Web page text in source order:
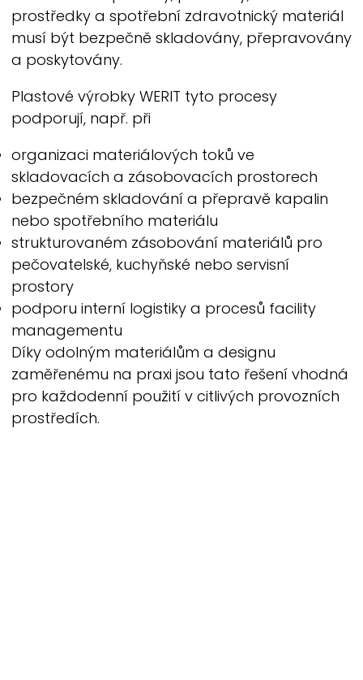
prostředky a spotřební zdravotnický materiál
musí být bezpečně skladovány, přepravovány
a poskytovány.
Plastové výrobkyWERIT tyto procesy
podporují, např. při
organizaci materiálových toků ve
skladovacích a zásobovacích prostorech
bezpečném skladování a přepravě kapalin
nebo spotřebního materiálu
strukturovaném zásobování materiálů pro
pečovatelské, kuchyňské nebo servisní
prostory
podporu interní logistiky a procesů facility
managementu
Díky odolným materiálům a designu
zaměřenému na praxi jsou tato řešení vhodná
pro každodenní použití v citlivých provozních
prostředích.